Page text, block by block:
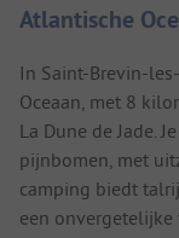
Atlantische
In Saint-Brevin-
Oceaan, met 8
La Dune de Jade.
pijnbomen, met
camping biedt
een onvergetelijke